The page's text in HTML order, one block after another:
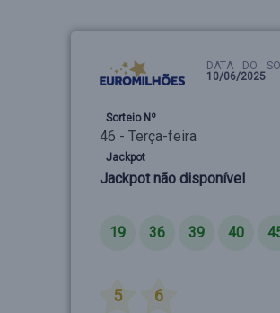
DATA DO
10/06/2025
Sorteio Nº
46 - Terça-feira
Jackpot
Jackpot não disponível
19 36 39 40
5 6